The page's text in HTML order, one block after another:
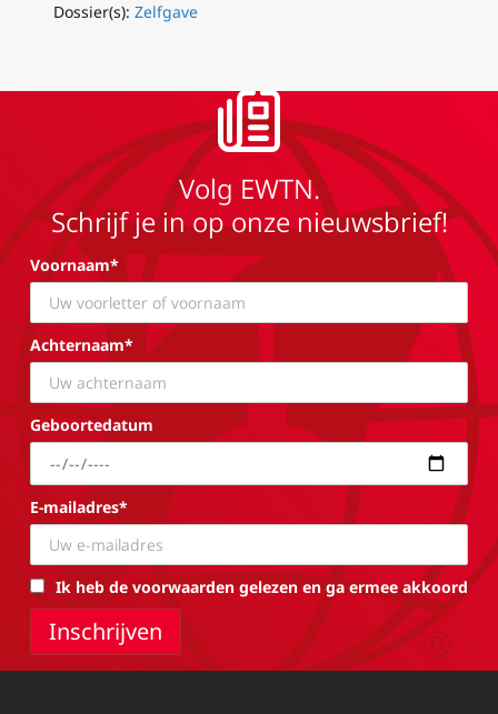
Dossier(s): Zelfgave
Volg EWTN.
Schrijf je in op onze nieuwsbrief!
Voornaam*
Achternaam*
Geboortedatum
E-mailadres*
Ik heb de voorwaarden gelezen en ga ermee akkoord